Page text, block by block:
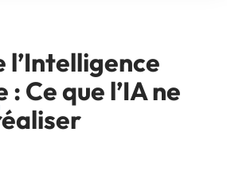
l’Intelligence
Ce que l’IA ne